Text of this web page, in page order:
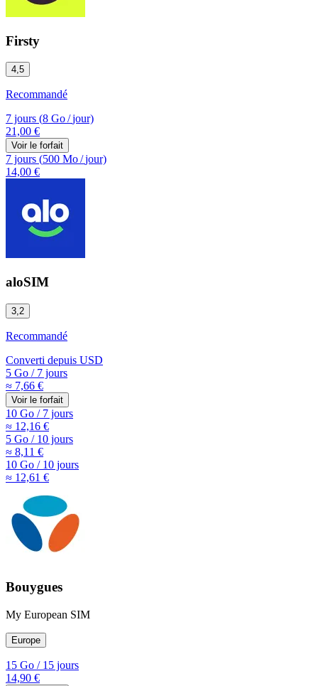
Firsty
4,5
Recommandé
7 jours (8 Go/jour)
21,00 €
Voir le forfait
7 jours (500 Mo/jour)
14,00 €
aloSIM
3,2
Recommandé
Converti depuis USD
5 Go /7 jours
≈ 7,66 €
Voir le forfait
10 Go /7 jours
≈ 12,16 €
5 Go /10 jours
≈ 8,11 €
10 Go /10 jours
≈ 12,61 €
Bouygues
My European SIM
Europe
15 Go /15 jours
14,90 €